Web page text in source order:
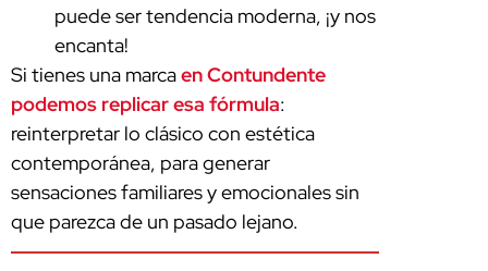
puede ser tendencia moderna, ¡y nos
encanta!
Si tienes una marcaen Contundente
podemos replicar esa fórmula:
reinterpretar lo clásico con estética
contemporánea, para generar
sensaciones familiares y emocionales sin
que parezca de un pasado lejano.